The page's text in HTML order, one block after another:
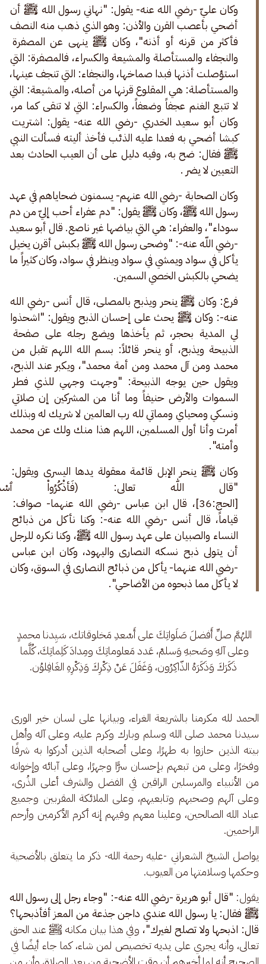
وكان عليّ -رضي الله عنه- يقول: "نهاني رسول الله ﷺ أن
أضحي بأعصب القرن والأذن: وهو الذي ذهب منه النصف
فأكثر من قرنه أو أذنه"، وكان ﷺ ينهى عن المصفرة
والنجفاء والمستأصلة والمشيعة والكسراء، فالمصفرة: التي
استؤصلت أذنها فبدا صماخها، والنجفاء: التي تنجف عينها،
والمستأصلة: هي المقلوع قرنها من أصله، والمشيعة: التي
لا تتبع الغنم عجفاً وضعفاً، والكسراء: التي لا تنقى كما مر،
وكان أبو سعيد الخدري -رضي الله عنه- يقول: اشتريت
كبشا أضحي به فعدا عليه الذئب فأخذ أليته فسألت النبي
ﷺ فقال: ضح به، وفيه دليل على أن العيب الحادث بعد
التعيين لا يضر .
وكان الصحابة -رضي الله عنهم- يسمنون ضحاياهم في عهد
رسول الله ﷺ، وكان ﷺ يقول: "دم عفراء أحب إليّ من دم
سوداء"، والعفراء: هي التي بياضها غير ناصع. قال أبو سعيد
-رضي اللّه عنه-: "وضحى رسول الله ﷺ بكبش أقرن يخيل
يأكل في سواد ويمشي في سواد وينظر في سواد، وكان كثيراً ما
يضحي بالكبش الخصي السمين.
فرع: وكان ﷺ ينحر ويذبح بالمصلى، قال أنس -رضي الله
عنه-: وكان ﷺ يحث على إحسان الذبح ويقول: "اشحذوا
لي المدية بحجر، ثم يأخذها ويضع رجله على صفحة
الذبيحة ويذبح، أو ينحر قائلاً: بسم الله اللهم تقبل من
محمد ومن آل محمد ومن أمة محمد"، ويكبر عند الذبح،
ويقول حين يوجه الذبيحة: "وجهت وجهي للذي فطر
السموات والأرض حنيفاً وما أنا من المشركين إن صلاتي
ونسكي ومحياي ومماتي لله رب العالمين لا شريك له وبذلك
أمرت وأنا أول المسلمين، اللهم هذا منك ولك عن محمد
وأمته".
وكان ﷺ ينحر الإبل قائمة معقولة يدها اليسرى ويقول:
"قال اللّٰه تعالى: (فَأذْكُرُواْ
[الحج:36]، قال ابن عباس -رضي الله عنهما- صواف:
قياماً، قال أنس -رضي الله عنه-: وكنا نأكل من ذبائح
النساء والصبيان على عهد رسول الله ﷺ، وكنا نكره للرجل
أن يتولى ذبح نسكه النصارى واليهود، وكان ابن عباس
-رضي الله عنهما- يأكل من ذبائح النصارى في السوق، وكان
لا يأكل مما ذبحوه من الأضاحي".
اللهُمَّ صلِّ أَفضلَ صَلَواتِكَ على أَسْعدِ مَخلوقاتك، سَيِدنا محمدٍ
وعلى آلهِ وصَحبهِ وَسلمْ، عَدد مَعلوماتِكَ ومِدادَ كَلِماتِكَ، كُلَّما
ذَكَرَكَ وَذَكَرَهُ الذّاكِرُون، وَغَفَلَ عَنْ ذِكْرِكَ وَذِكْرِهِ الغَافِلوُن.
الحمد لله مكرمنا بالشريعة الغراء، وبيانها على لسان خير الورى
سيدنا محمد صلى الله وسلم وبارك وكرم عليه، وعلى آله وأهل
بيته الذين حازوا به طهرًا، وعلى أصحابه الذين أدركوا به شرفًا
وفخرًا، وعلى من تبعهم بإحسان سرًّا وجهرًا، وعلى آبائه وإخوانه
من الأنبياء والمرسلين الراقين في الفضل والشرف أعلى الذُرى،
وعلى آلهم وصحبهم وتابعيهم، وعلى الملائكة المقربين وجميع
عباد الله الصالحين، وعلينا معهم وفيهم إنه أكرم الأكرمين وأرحم
الراحمين.
يواصل الشيخ الشعراني -عليه رحمة الله- ذكر ما يتعلق بالأضحية
وحكمها وسلامتها من العيوب.
يقول: "قال أبو هريرة -رضي الله عنه-: "وجاء رجل إلى رسول الله
ﷺ فقال: يا رسول الله عندي داجن جذعة من المعز أفأذبحها؟
قال: اذبحها ولا تصلح لغيرك"، وفي هذا بيان مكانه ﷺ عند الحق
تعالى، وأنه يجري على يديه تخصيص لمن شاء، كما جاء أيضًا في